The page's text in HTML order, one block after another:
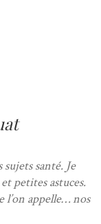
santé. Je
petites astuces.
l’on appelle… nos